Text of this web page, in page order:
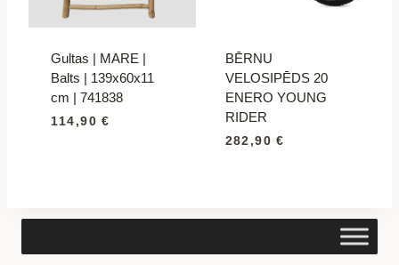
Gultas | MARE |
Balts | 139x60x11
cm | 741838
114,90€
BĒRNU
VELOSIPĒDS 20
ENERO YOUNG
RIDER
282,90€